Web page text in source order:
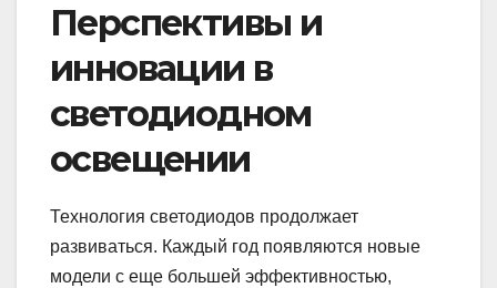
Перспективы и
инновации в
светодиодном
освещении
Технология светодиодов продолжает
развиваться. Каждый год появляются новые
модели с еще большей эффективностью,